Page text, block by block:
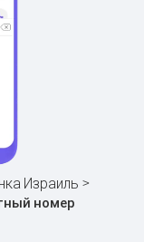
Израиль >
номер